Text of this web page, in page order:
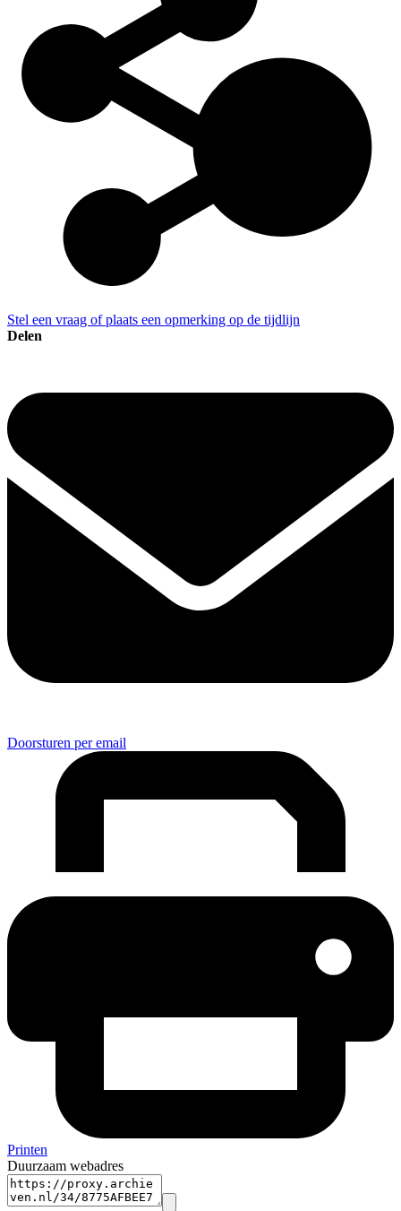
Stel een vraag of plaats een opmerking op de tijdlijn
Delen
Doorsturen per email
Printen
Duurzaam webadres